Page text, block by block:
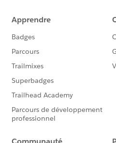
/240102/1?publish=yes